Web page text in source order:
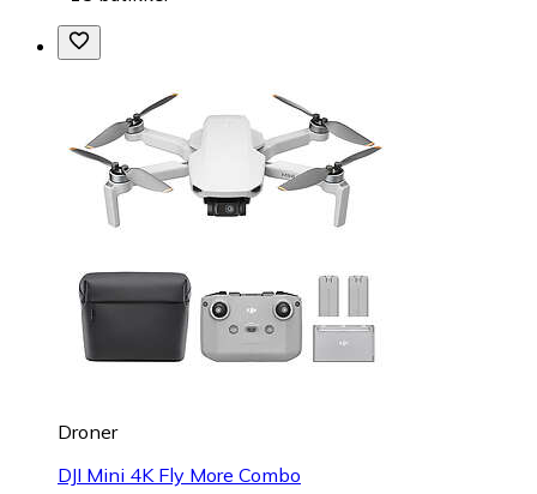
Droner
DJI Mini 4K Fly More Combo